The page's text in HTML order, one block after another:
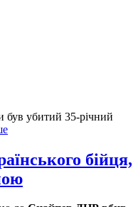
був убитий 35-річний
бійця,